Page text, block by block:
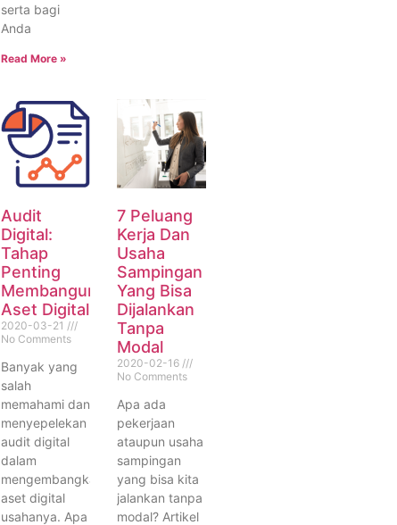
serta bagi
Anda
Read More »
Audit
Digital:
Tahap
Penting
Membangun
Aset Digital
2020-03-21
No Comments
Banyak yang
salah
memahami dan
menyepelekan
audit digital
dalam
mengembangkan
aset digital
usahanya. Apa
7 Peluang
Kerja Dan
Usaha
Sampingan
Yang Bisa
Dijalankan
Tanpa
Modal
2020-02-16
No Comments
Apa ada
pekerjaan
ataupun usaha
sampingan
yang bisa kita
jalankan tanpa
modal? Artikel